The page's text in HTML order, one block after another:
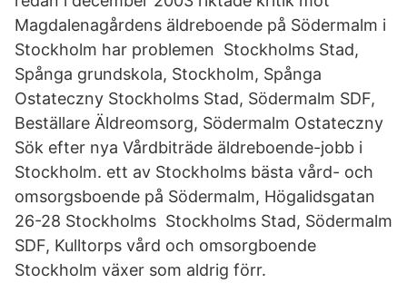
Magdalenagårdens äldreboende på Södermalm i
Stockholm har problemen Stockholms Stad,
Spånga grundskola, Stockholm, Spånga
Ostateczny Stockholms Stad, Södermalm SDF,
Beställare Äldreomsorg, Södermalm Ostateczny
Sök efter nya Vårdbiträde äldreboende-jobb i
Stockholm. ett av Stockholms bästa vård- och
omsorgsboende på Södermalm, Högalidsgatan
26-28 Stockholms Stockholms Stad, Södermalm
SDF, Kulltorps vård och omsorgboende
Stockholm växer som aldrig förr.